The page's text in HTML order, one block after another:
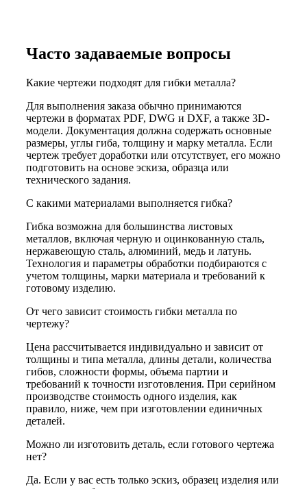
Часто задаваемые вопросы
Какие чертежи подходят для гибки металла?
Для выполнения заказа обычно принимаются
чертежи в форматах PDF, DWG и DXF, а также 3D-
модели. Документация должна содержать основные
размеры, углы гиба, толщину и марку металла. Если
чертеж требует доработки или отсутствует, его можно
подготовить на основе эскиза, образца или
технического задания.
С какими материалами выполняется гибка?
Гибка возможна для большинства листовых
металлов, включая черную и оцинкованную сталь,
нержавеющую сталь, алюминий, медь и латунь.
Технология и параметры обработки подбираются с
учетом толщины, марки материала и требований к
готовому изделию.
От чего зависит стоимость гибки металла по
чертежу?
Цена рассчитывается индивидуально и зависит от
толщины и типа металла, длины детали, количества
гибов, сложности формы, объема партии и
требований к точности изготовления. При серийном
производстве стоимость одного изделия, как
правило, ниже, чем при изготовлении единичных
деталей.
Можно ли изготовить деталь, если готового чертежа
нет?
Да. Если у вас есть только эскиз, образец изделия или